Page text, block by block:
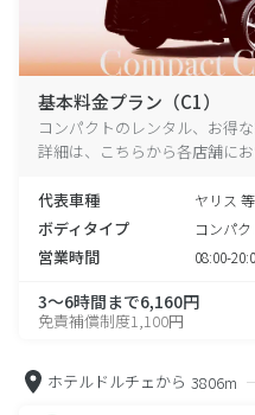
基本料金プラン（C1）
コンパクトのレンタル、お得
詳細は、こちらから各店舗にお
代表車種 ヤリス 等
ボディタイプ コンパク
営業時間 08:00-
3～6時間まで6,160円
免責補償制度1,100円
ホテルドルチェから 3806m